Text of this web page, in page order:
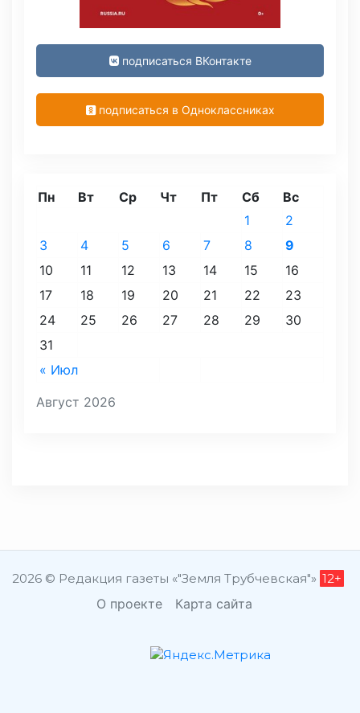
подписаться ВКонтакте
подписаться в Одноклассниках
Август 2026
Пн Вт Ср Чт Пт Сб Вс
« Июл
1
2
3
4 5 6 7 8
9
10
11 12 13 14 15
16
17
18 19 20 21 22
23
24
25 26 27 28 29
30
31
2026 © Редакция газеты «"Земля Трубчевская"» 12+
О проекте Карта сайта